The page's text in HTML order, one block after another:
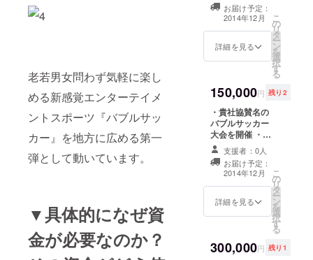
老若男女問わず気軽に楽し
める新感覚エンターテイメ
ントスポーツ『バブルサッ
カー』を地方に広める第一
弾として動いています。
▼具体的になぜ資
金が必要なのか？
ブルサッカー
チーム参加券3枚
（愛知県開催の
ためプレゼント
可） ・オリジナ
セージをお送り
します ・バブル
サッカー写真
データをお送り
します ・1年間
Facebookペー
ジにて「協賛企
業」として名前
お届け予定：
2014年12月
詳細を見る
こ
の
リ
タ
ー
ン
を
選
択
す
る
150,000円 残り2
・貴社協賛名の
バブルサッカー
大会を開催 ・
ホームページに1
年間バナー掲載
・貴社ロゴコラ
ボオリジナルロ
ゴ入りマグカッ
プ15個 ・オリジ
送りします ・バ
支援者：0人
お届け予定：
2014年12月
詳細を見る
こ
の
リ
タ
ー
ン
を
選
択
す
る
300,000円 残り1